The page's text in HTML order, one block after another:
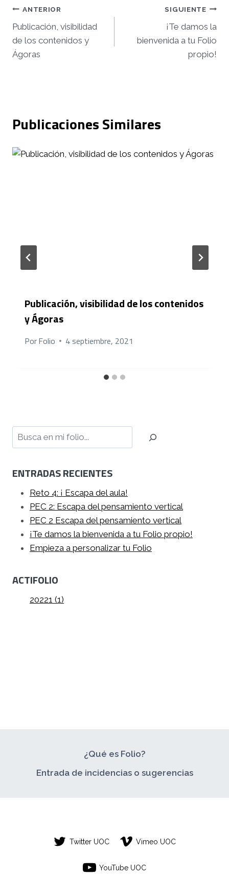
Navegación
de
entradas
ANTERIOR
Publicación, visibilidad
de los contenidos y
Ágoras
SIGUIENTE
¡Te damos la
bienvenida a tu Folio
propio!
Publicaciones Similares
Publicación, visibilidad de los contenidos
y Ágoras
PorFolio 4 septiembre, 2021
Buscar
ENTRADAS RECIENTES
Reto 4: ¡ Escapa del aula!
PEC 2: Escapa del pensamiento vertical
PEC 2 Escapa del pensamiento vertical
¡Te damos la bienvenida a tu Folio propio!
Empieza a personalizar tu Folio
ACTIFOLIO
20221 (1)
¿Qué es Folio?
Entrada de incidencias o sugerencias
Twitter UOC Vimeo UOC
YouTube UOC